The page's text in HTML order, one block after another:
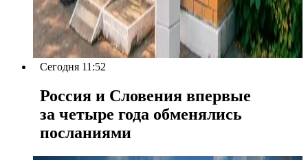
Сегодня 11:52
Россия и Словения впервые
за четыре года обменялись
посланиями